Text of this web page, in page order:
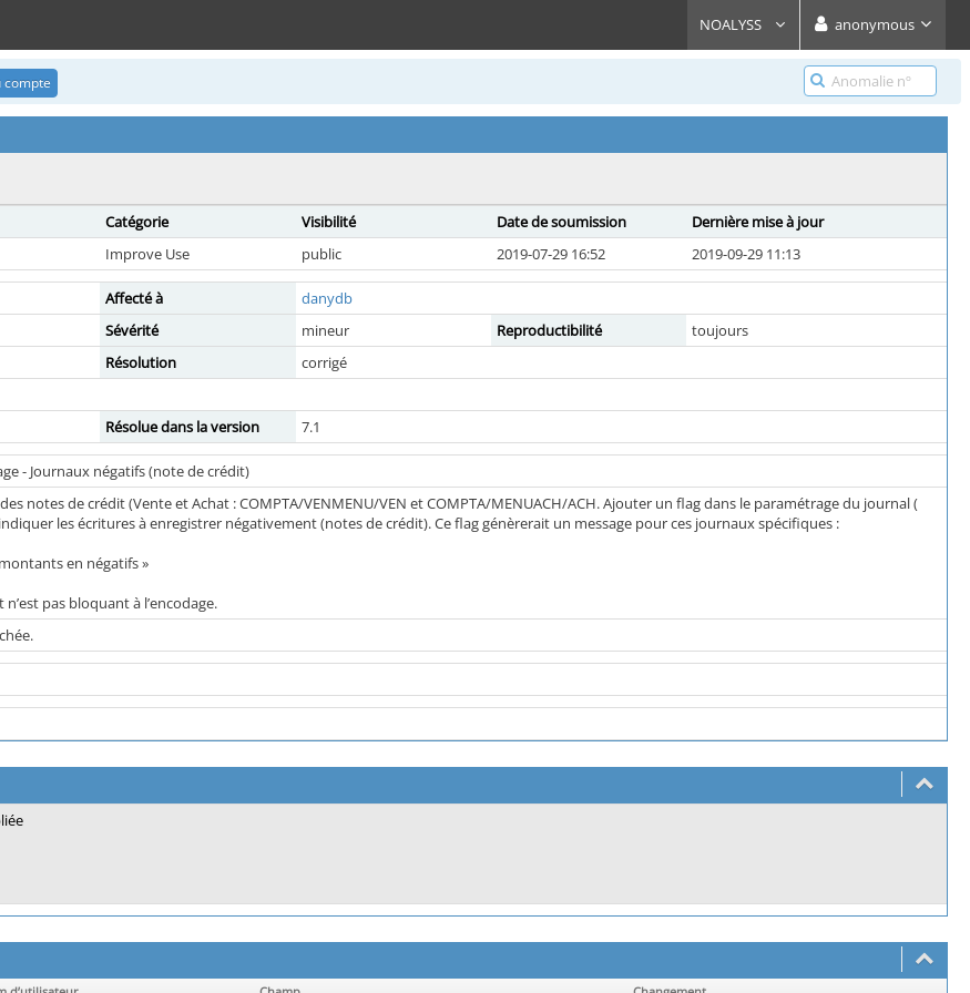
NOALYSS anonymous
compte
Catégorie Visibilité Date de soumission
Dernière mise à jour
Improve Use public 2019-07-29 16:52 2019-09-29 11:13
Affecté à
danydb
Sévérité mineur Reproductibilité
toujours
Résolution
corrigé
Résolue dans la version 7.1
- Journaux négatifs (note de crédit)
notes de crédit (Vente et Achat : COMPTA/VENMENU/VEN et COMPTA/MENUACH/ACH. Ajouter un flag dans le paramétrage du journal (
les écritures à enregistrer négativement (notes de crédit). Ce flag génèrerait un message pour ces journaux spécifiques :
en négatifs »
pas bloquant à l’encodage.